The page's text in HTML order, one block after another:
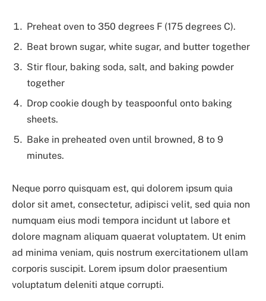
Preheat oven to 350 degrees F (175 degrees C).
Beat brown sugar, white sugar, and butter together
Stir flour, baking soda, salt, and baking powder
together
Drop cookie dough by teaspoonful onto baking
sheets.
Bake in preheated oven until browned, 8 to 9
minutes.
Neque porro quisquam est, qui dolorem ipsum quia
dolor sit amet, consectetur, adipisci velit, sed quia non
numquam eius modi tempora incidunt ut labore et
dolore magnam aliquam quaerat voluptatem. Ut enim
ad minima veniam, quis nostrum exercitationem ullam
corporis suscipit. Lorem ipsum dolor praesentium
voluptatum deleniti atque corrupti.